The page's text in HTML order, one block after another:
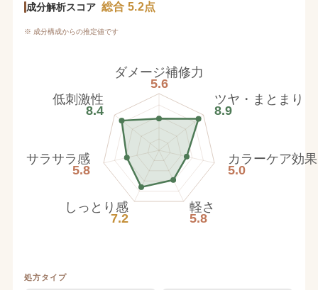
成分解析スコア 総合 5.2点
※ 成分構成からの推定値です
ダメージ補修力
5.6
ツヤ・まとまり
8.9
カラーケア効果
5.0
軽さ
5.8
しっとり感
7.2
サラサラ感
5.8
低刺激性
8.4
処方タイプ